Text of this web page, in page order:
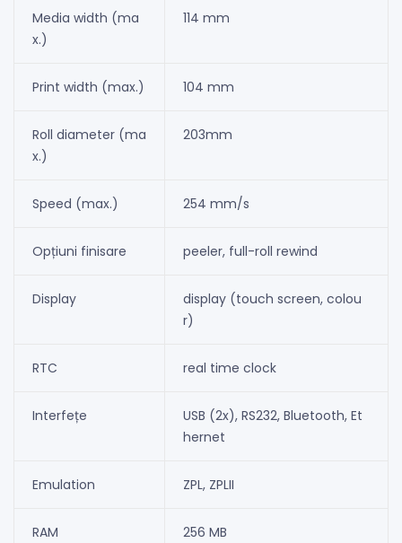
Media width (ma
x.)
114 mm
Print width (max.) 104 mm
Roll diameter (ma
x.)
203mm
Speed (max.) 254 mm/s
Opțiuni finisare peeler, full-roll rewind
Display
display (touch screen, colou
r)
RTC real time clock
Interfețe
USB (2x), RS232, Bluetooth, Et
hernet
Emulation ZPL, ZPLII
RAM 256 MB